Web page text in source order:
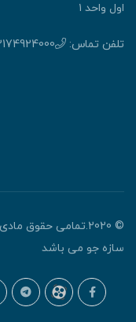
اول واحد ۱
تلفن تماس:
© 2020.تمامی
سازه جو می باشد